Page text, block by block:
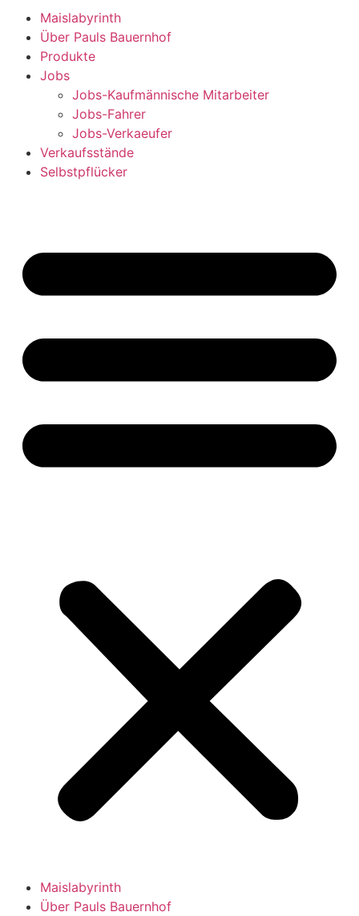
Maislabyrinth
Über Pauls Bauernhof
Produkte
Jobs
Jobs-Kaufmännische Mitarbeiter
Jobs-Fahrer
Jobs-Verkaeufer
Verkaufsstände
Selbstpflücker
Maislabyrinth
Über Pauls Bauernhof